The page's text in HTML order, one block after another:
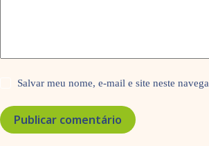
Salvar meu nome, e-mail e site neste
Publicar comentário